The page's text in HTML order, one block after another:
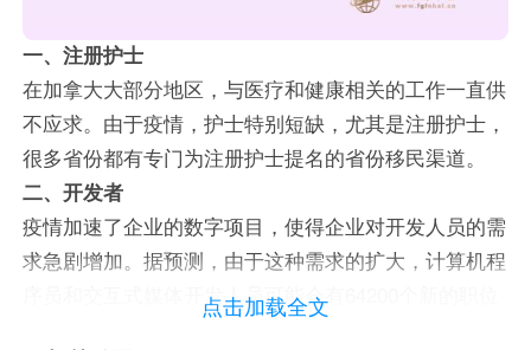
一、注册护士
在加拿大大部分地区，与医疗和健康相关的工作一直供
不应求。由于疫情，护士特别短缺，尤其是注册护士，
很多省份都有专门为注册护士提名的省份移民渠道。
二、开发者
疫情加速了企业的数字项目，使得企业对开发人员的需
求急剧增加。据预测，由于这种需求的扩大，计算机程
序员和交互式媒体开发人员可能会有64200个新的职位
点击加载全文